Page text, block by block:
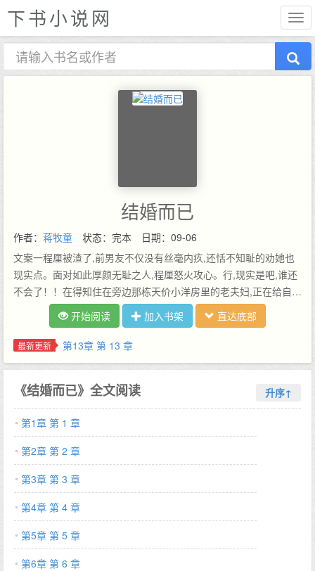
下书小说网
结婚而已
作者： 蒋牧童 状态：完本
日期：09-06
文案一程厘被渣了,前男友不仅没有丝毫内疚,还恬不知耻的劝她也
现实点。面对如此厚颜无耻之人,程厘怒火攻心。行,现实是吧,谁还
不会了！！在得知住在旁边那栋天价小洋房里的老夫妇,正在给自家
孙子找相亲对象,程厘鬼使神差拦住了年轻男人。看着对方懒淡的俊
脸,程厘抬头挺胸：听说你要相亲,找生不如找熟,大家都是高中同学,
你觉得我怎么样？文案二高中母校校庆,容祈作为近年最受关注的科
时,也不知是谁先提起,高中有没有暗恋过别人的话题。一直没说话
的容祈,看向旁边被男同学献殷勤的程厘,突然开口说：你呢,老婆。
程厘：……瞬间,所有人看向这两个本该八竿子打不到一起的人。—
谁也不知道,这一声明目张胆的老婆,容祈等了有多久。【提示】*冷
淡拽哥X白月光女主*单向奔赴,暗恋成真-2022.10.20…
开始阅读 加入书架 直达底部
最新更新 第13章 第 13 章
《结婚而已》全文阅读 升序↑
第1章 第 1 章
第2章 第 2 章
第3章 第 3 章
第4章 第 4 章
第5章 第 5 章
第6章 第 6 章